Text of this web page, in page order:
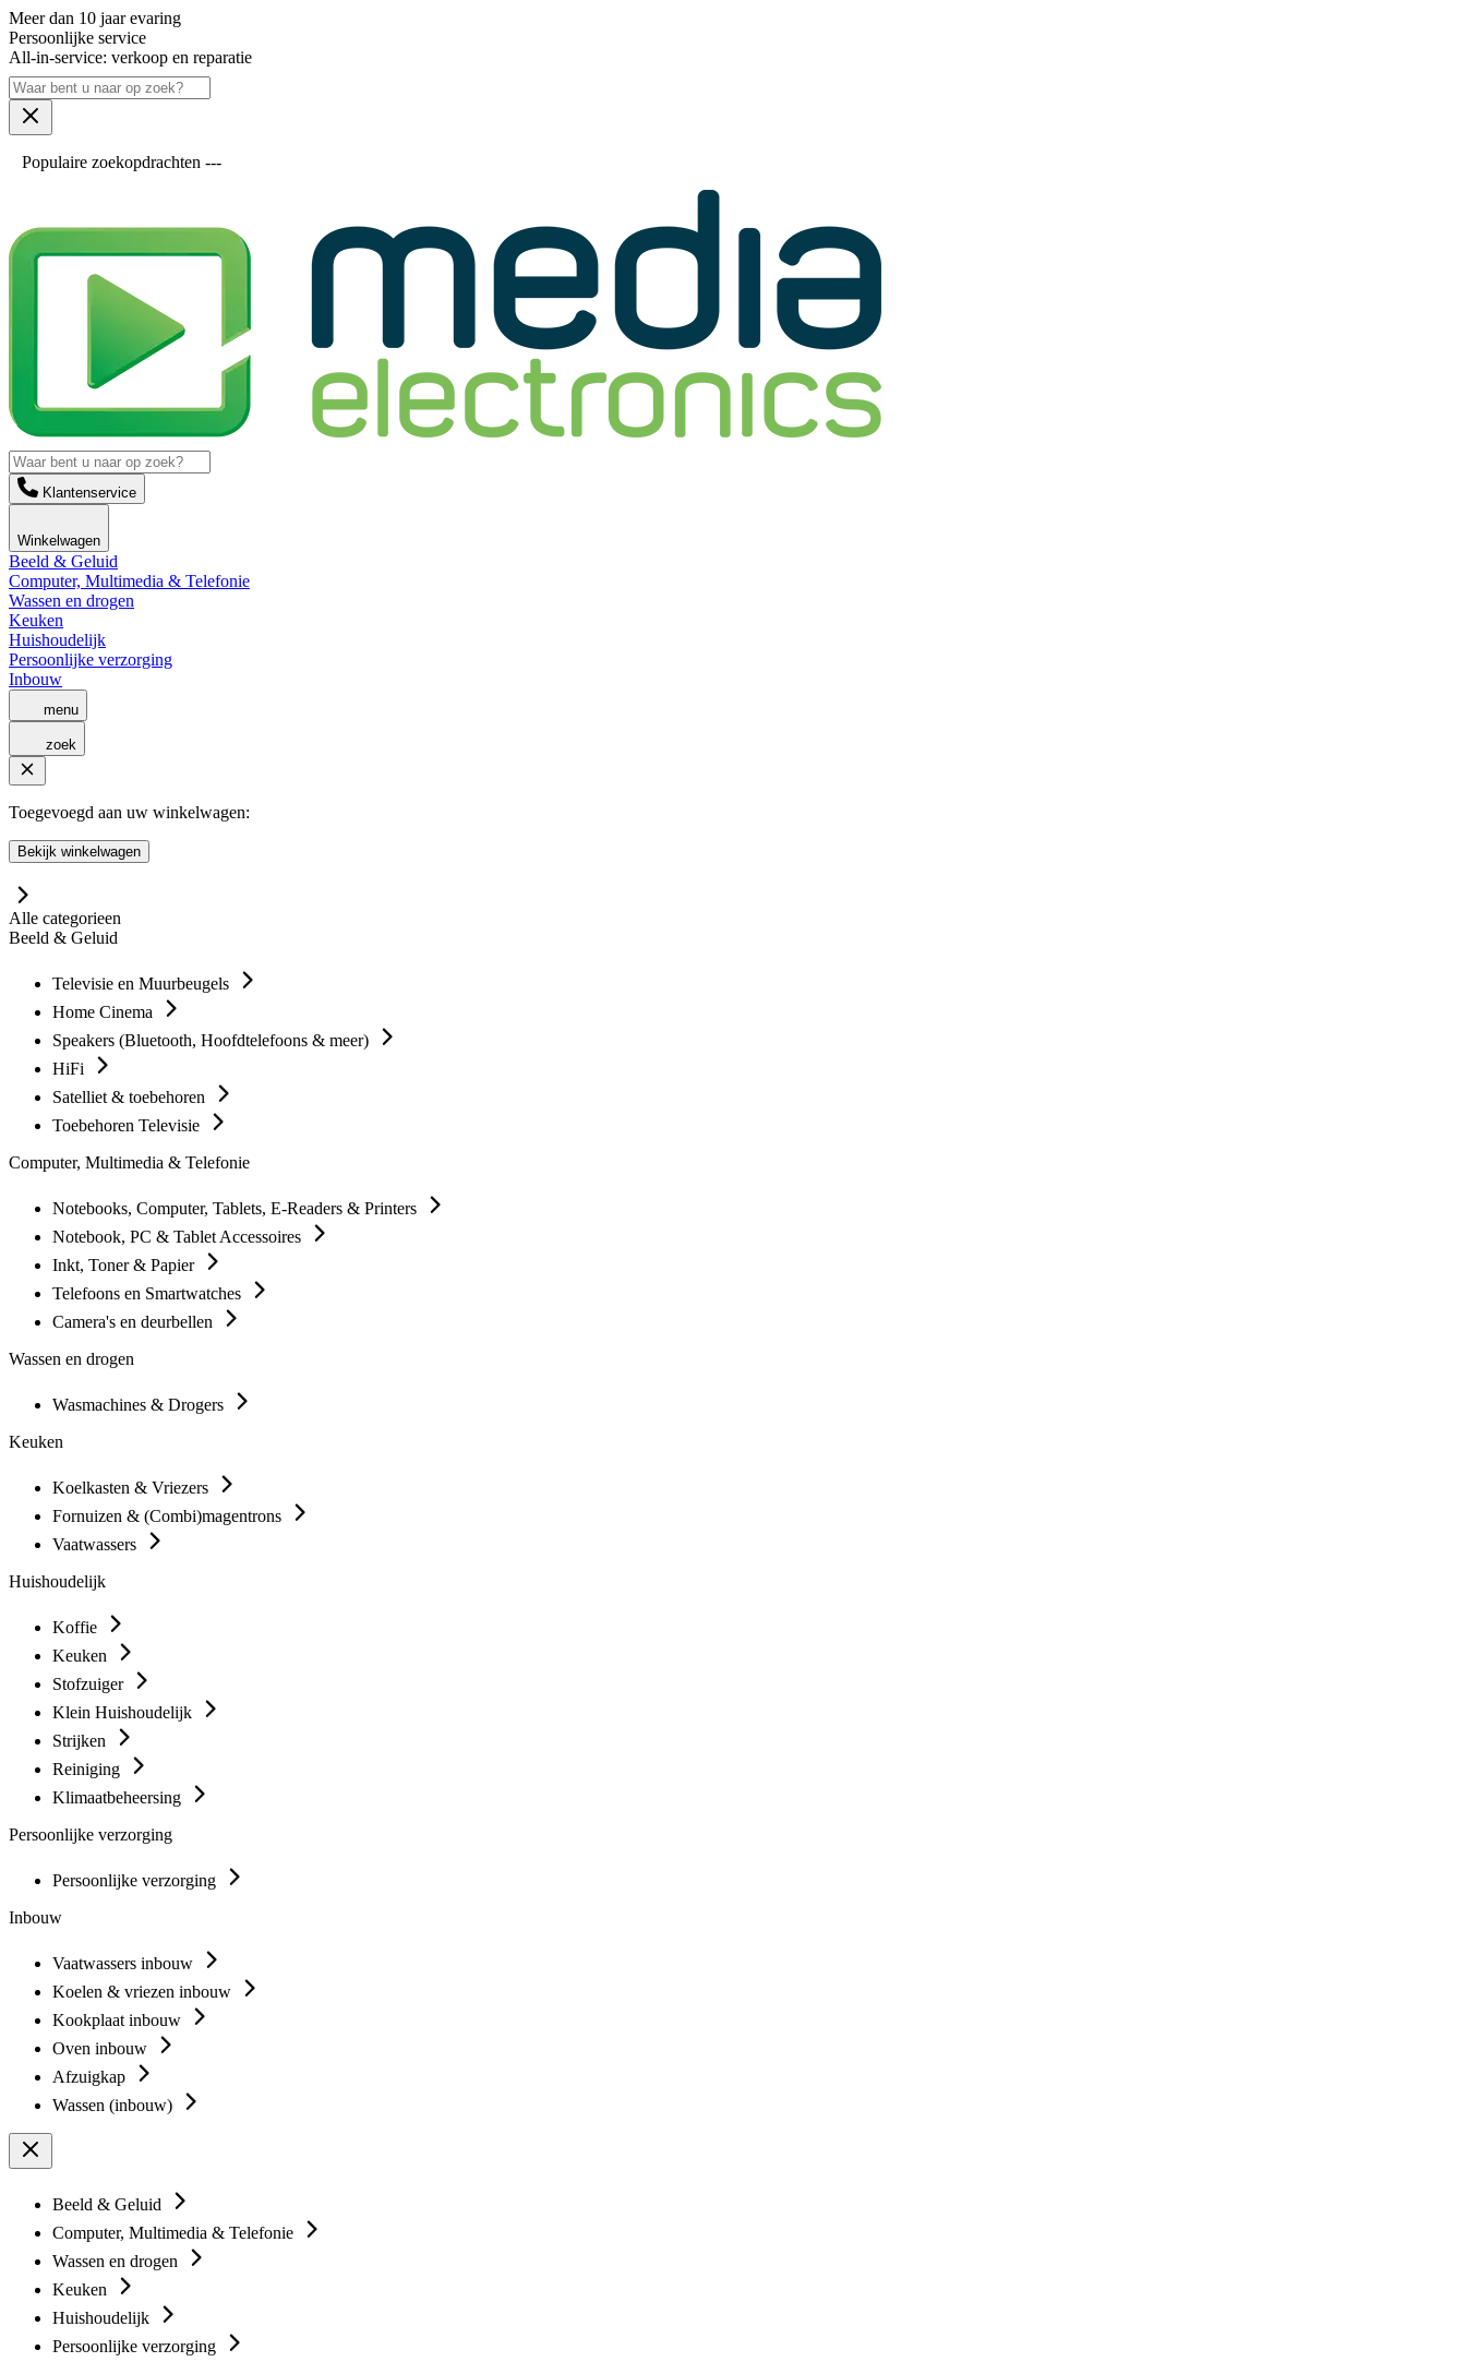
Meer dan 10 jaar evaring
Persoonlijke service
All-in-service: verkoop en reparatie
Populaire zoekopdrachten ---
Klantenservice
Winkelwagen
Beeld & Geluid
Computer, Multimedia & Telefonie
Wassen en drogen
Keuken
Huishoudelijk
Persoonlijke verzorging
Inbouw
menu
zoek
Toegevoegd aan uw winkelwagen:
Bekijk winkelwagen
Alle categorieen
Beeld & Geluid
Televisie en Muurbeugels
Home Cinema
Speakers (Bluetooth, Hoofdtelefoons & meer)
HiFi
Satelliet & toebehoren
Toebehoren Televisie
Computer, Multimedia & Telefonie
Notebooks, Computer, Tablets, E-Readers & Printers
Notebook, PC & Tablet Accessoires
Inkt, Toner & Papier
Telefoons en Smartwatches
Camera's en deurbellen
Wassen en drogen
Wasmachines & Drogers
Keuken
Koelkasten & Vriezers
Fornuizen & (Combi)magentrons
Vaatwassers
Huishoudelijk
Koffie
Keuken
Stofzuiger
Klein Huishoudelijk
Strijken
Reiniging
Klimaatbeheersing
Persoonlijke verzorging
Persoonlijke verzorging
Inbouw
Vaatwassers inbouw
Koelen & vriezen inbouw
Kookplaat inbouw
Oven inbouw
Afzuigkap
Wassen (inbouw)
Beeld & Geluid
Computer, Multimedia & Telefonie
Wassen en drogen
Keuken
Huishoudelijk
Persoonlijke verzorging